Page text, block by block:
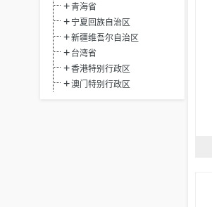
青海省
宁夏回族自治区
新疆维吾尔自治区
台湾省
香港特别行政区
澳门特别行政区